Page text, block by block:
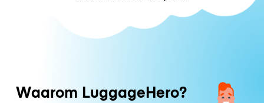
Waarom LuggageHero?